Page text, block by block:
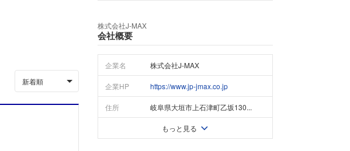
新着順
株式会社J‐MAX
会社概要
企業名 株式会社J‐MAX
企業HP https://www.jp-jmax.co.jp
住所 岐阜県大垣市上石津町乙坂130...
もっと見る